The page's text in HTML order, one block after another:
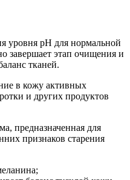
уровня pH для нормальной
завершает этап очищения и
тканей.
в кожу активных
и других продуктов
предназначенная для
признаков старения